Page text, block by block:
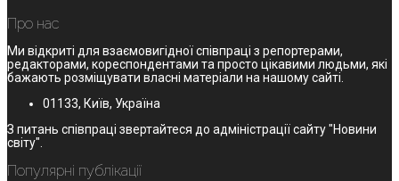
Про нас
Ми відкриті для взаємовигідної співпраці з репортерами,
редакторами, кореспондентами та просто цікавими людьми, які
бажають розміщувати власні матеріали на нашому сайті.
01133, Київ, Україна
З питань співпраці звертайтеся до адміністрації сайту "Новини
світу".
Популярні публікації